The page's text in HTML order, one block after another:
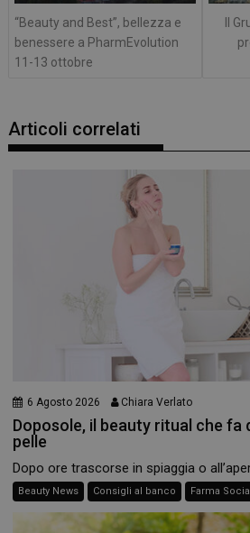
“Beauty and Best”, bellezza e
benessere a PharmEvolution
11-13 ottobre
Il
Articoli correlati
6 Agosto 2026 Chiara Verlato
Doposole, il beauty ritual che fa
pelle
Dopo ore trascorse in spiaggia o
Beauty News Consigli al banco Farma